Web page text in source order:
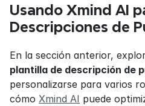
Usando Xmind AI
Descripciones de
plantilla de descripción de
personalizarse para varios
cómo Xmind AI puede